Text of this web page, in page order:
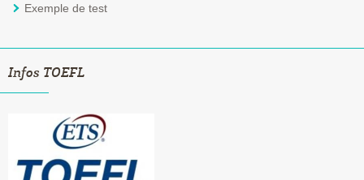
Exemple de test
Infos TOEFL